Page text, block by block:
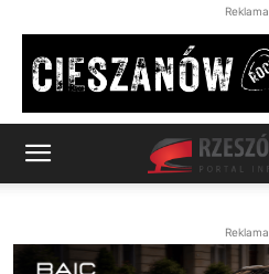
Reklama
Reklama